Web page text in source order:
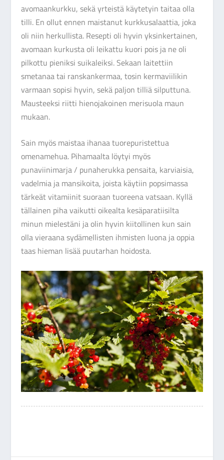
avomaankurkku, sekä yrteistä käytetyin taitaa olla
tilli. En ollut ennen maistanut kurkkusalaattia, joka
oli niin herkullista. Resepti oli hyvin yksinkertainen,
avomaan kurkusta oli leikattu kuori pois ja ne oli
pilkottu pieniksi suikaleiksi. Sekaan laitettiin
smetanaa tai ranskankermaa, tosin kermaviilikin
varmaan sopisi hyvin, sekä paljon tilliä silputtuna.
Mausteeksi riitti hienojakoinen merisuola maun
mukaan.
Sain myös maistaa ihanaa tuorepuristettua
omenamehua. Pihamaalta löytyi myös
punaviinimarja / punaherukka pensaita, karviaisia,
vadelmia ja mansikoita, joista käytiin popsimassa
tärkeät vitamiinit suoraan tuoreena vatsaan. Kyllä
tällainen piha vaikutti oikealta kesäparatiisilta
minun mielestäni ja olin hyvin kiitollinen kun sain
olla vieraana sydämellisten ihmisten luona ja oppia
taas hieman lisää puutarhan hoidosta.